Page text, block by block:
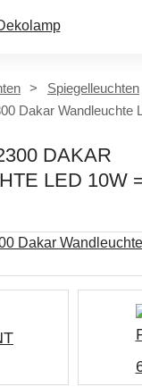
Spiegelleuchten
Dakar Wandleuchte
DAKAR
LED 10W